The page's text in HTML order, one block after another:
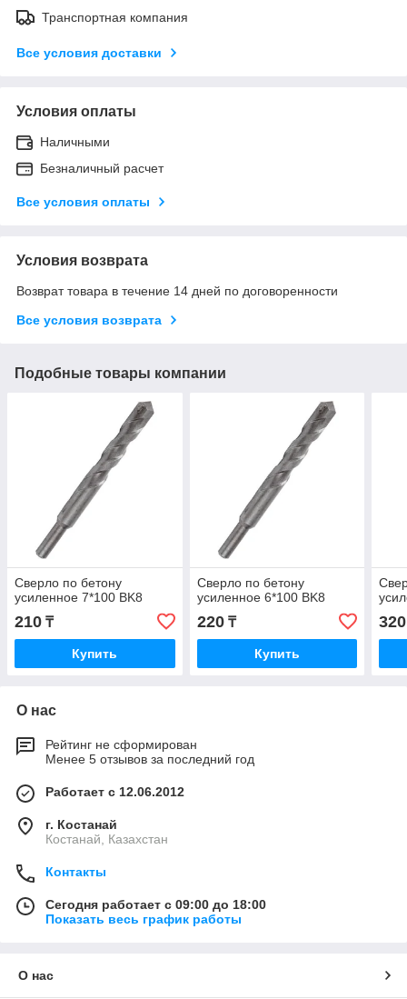
Транспортная компания
Все условия доставки
Условия оплаты
Наличными
Безналичный расчет
Все условия оплаты
Условия возврата
Возврат товара в течение 14 дней по договоренности
Все условия возврата
Подобные товары компании
Сверло по бетону
усиленное 7*100 BK8
210 ₸
Купить
Сверло по бетону
усиленное 6*100 BK8
220₸
Купить
320
О нас
Рейтинг не сформирован
Менее 5 отзывов за последний год
Работает с 12.06.2012
г. Костанай
Костанай, Казахстан
Контакты
Сегодня работает с 09:00 до 18:00
Показать весь график работы
О нас